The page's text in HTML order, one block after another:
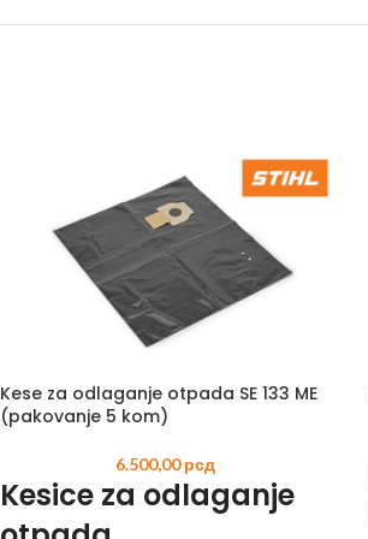
Kese za odlaganje otpada SE 133 ME
(pakovanje 5 kom)
6.500,00рсд
Kesice za odlaganje